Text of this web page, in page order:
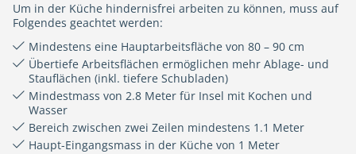
Um in der Küche hindernisfrei arbeiten zu können, muss auf
Folgendes geachtet werden:
Mindestens eine Hauptarbeitsfläche von 80 – 90 cm
Übertiefe Arbeitsflächen ermöglichen mehr Ablage- und
Stauflächen (inkl. tiefere Schubladen)
Mindestmass von 2.8 Meter für Insel mit Kochen und
Wasser
Bereich zwischen zwei Zeilen mindestens 1.1 Meter
Haupt-Eingangsmass in der Küche von 1 Meter